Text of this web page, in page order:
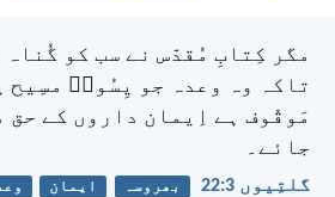
مگر کِتابِ مُقدّس نے سب کو گُناہ
تاکہ وہ وعدہ جو یِسُوعؔ مسِیح
مَوقُوف ہے اِیمان داروں کے حق
جائے۔
گلتِیوں 3:‏22 بھروسہ ایمان